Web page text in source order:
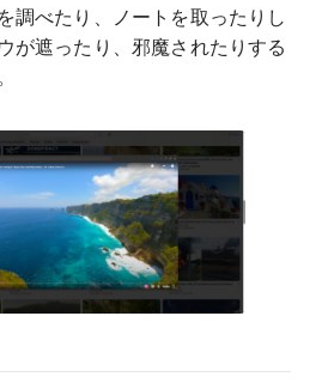
調べたり、ノートを取ったりし
が遮ったり、邪魔されたりする